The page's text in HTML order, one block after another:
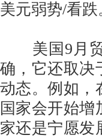
美元弱势/看跌
美国9月贸
确，它还取决
动态。例如，
国家会开始
家还是宁愿发